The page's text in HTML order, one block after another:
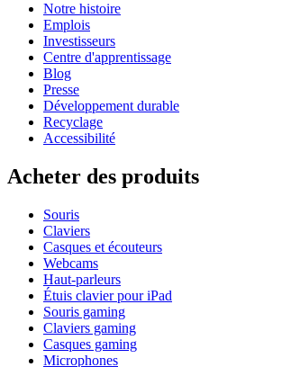
Notre histoire
Emplois
Investisseurs
Centre d'apprentissage
Blog
Presse
Développement durable
Recyclage
Accessibilité
Acheter des produits
Souris
Claviers
Casques et écouteurs
Webcams
Haut-parleurs
Étuis clavier pour iPad
Souris gaming
Claviers gaming
Casques gaming
Microphones